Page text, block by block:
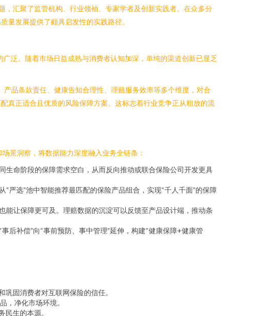
汇聚了监管机构、行业领袖、专家学者及创新实践者。在众多分
量发展提供了颇具启发性的实践路径。
泛。随着市场日益成熟与消费者认知加深，单纯的渠道创新已显乏
品条款责任、健康告知合理性、理赔服务效率等多个维度，对合
真正适合且优质的风险保障方案。这标志着行业竞争正从粗放的流
景洞察，将数据能力深度融入业务全链条：
命阶段的保障需求空白，从而反向推动或联合保险公司开发更具
严选”池中智能推荐最匹配的保险产品组合，实现“千人千面”的保障
让保障更可及。理赔数据的沉淀可以反馈至产品设计端，推动条
后补偿”向“事前预防、事中管理”延伸，构建“健康保障+健康管
固消费者对互联网保险的信任。
，净化市场环境。
生的本源。